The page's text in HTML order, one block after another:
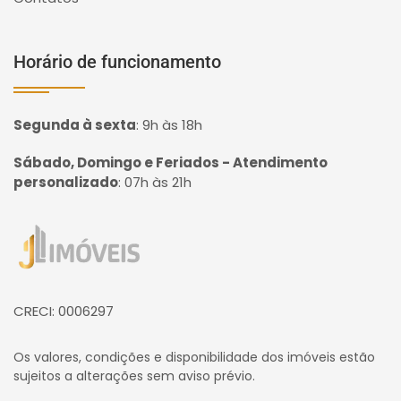
Horário de funcionamento
Segunda à sexta: 9h às 18h
Sábado, Domingo e Feriados - Atendimento
personalizado: 07h às 21h
Página inicial
CRECI: 0006297
Os valores, condições e disponibilidade dos imóveis estão
sujeitos a alterações sem aviso prévio.